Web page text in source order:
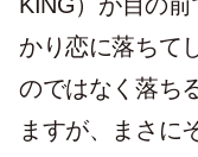
かり恋に落ちて
のではなく落ち
ますが、まさに